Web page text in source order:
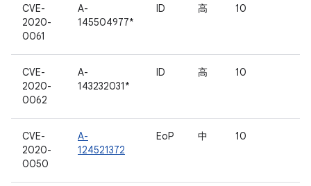
CVE-
2020-
0061
A-
145504977*
ID 高 10
CVE-
2020-
0062
A-
143232031*
ID 高 10
CVE-
2020-
0050
A-
124521372
EoP 中 10